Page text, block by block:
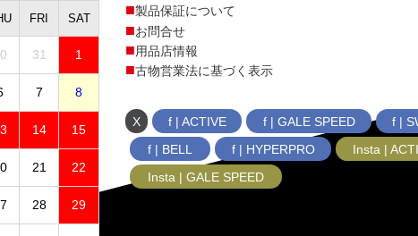
FRI SAT
31 1
7 8
14 15
21 22
28 29
製品保証について
お問合せ
用品店情報
古物営業法に基づく表示
X f | ACTIVE f | GALE SPEED
f |
f | BELL
f | HYPERPRO
Insta |
Insta | GALE SPEED